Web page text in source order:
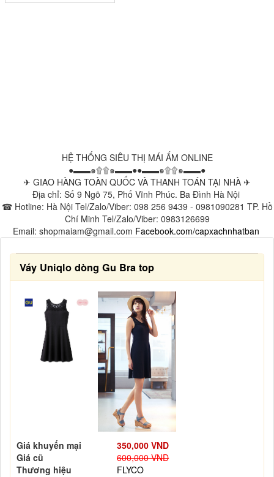
HỆ THỐNG SIÊU THỊ MÁI ẤM ONLINE
●▬▬๑۩۩๑▬▬●●▬▬๑۩۩๑▬▬●
✈ GIAO HÀNG TOÀN QUỐC VÀ THANH TOÁN TẠI NHÀ ✈
Địa chỉ: Số 9 Ngõ 75, Phố Vĩnh Phúc. Ba Đình Hà Nội
☎ Hotline: Hà Nội Tel/Zalo/Viber: 098 256 9439 - 0981090281 TP. Hồ
Chí Minh Tel/Zalo/Viber: 0983126699
Email: shopmaiam@gmail.com Facebook.com/capxachnhatban
Váy Uniqlo dòng Gu Bra top
Giá khuyến mại
350,000 VND
Giá cũ
600,000 VND
Thương hiệu
FLYCO